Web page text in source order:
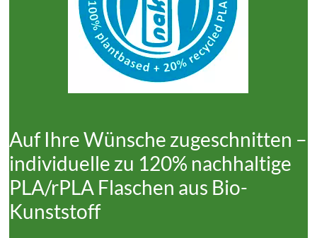
Auf Ihre Wünsche zugeschnitten –
individuelle zu 120% nachhaltige
PLA/rPLA Flaschen aus Bio-
Kunststoff